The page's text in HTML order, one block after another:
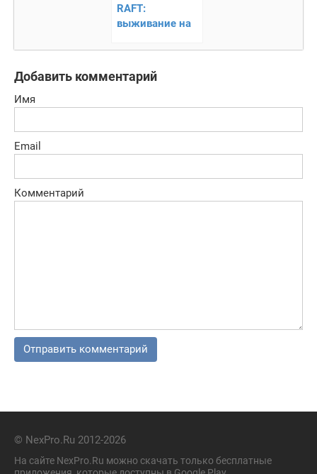
RAFT:
выживание на
Добавить комментарий
Имя
Email
Комментарий
© NexPro.Ru 2012-2026
На сайте NexPro.Ru можно скачать только бесплатные